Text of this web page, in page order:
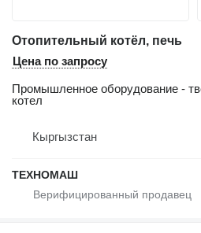
Отопительный котёл, печь
Цена по запросу
Промышленное оборудование -
котел
Кыргызстан
ТЕХНОМАШ